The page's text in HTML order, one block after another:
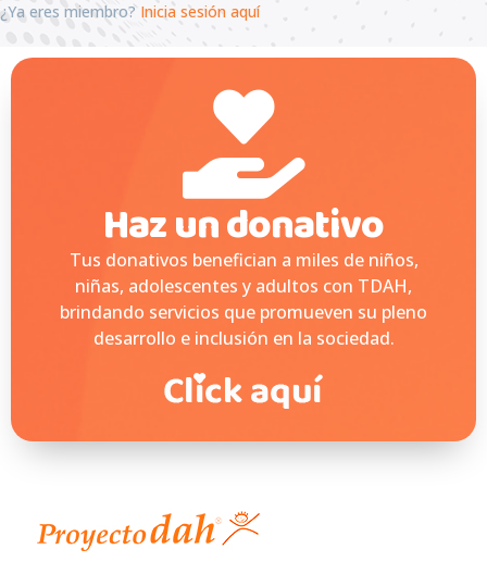
¿Ya eres miembro? Inicia sesión aquí
Haz un donativo
Tus donativos benefician a miles de niños,
niñas, adolescentes y adultos con TDAH,
brindando servicios que promueven su pleno
desarrollo e inclusión en la sociedad.